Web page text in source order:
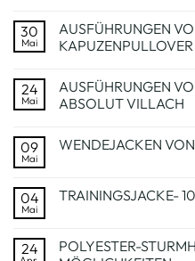
zu
AUSFÜHRUNGEN
VON
TRAININGSJACKE
ULTRAS
KREFELD
30
Mai
AUSFÜHRUNGEN
zu
AUSFÜHRUNGEN
VON
–
24
Mai
AUSFÜHRUNGEN
ABSOLUT VILLACH
zu
CUSTOMS
09
Mai
WENDEJACKEN
WENDEJACKEN
04
Mai
TRAININGSJACKE-
TRAININGSJACKE-
24
POLYESTER-